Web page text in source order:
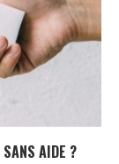
AIDE ?